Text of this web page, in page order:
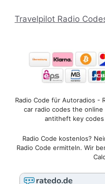
Travelpilot Radio
Radio Code für Autoradios -
car radio codes the
antitheft key codes
Radio Code kostenlos?
Radio Code ermitteln. Wir